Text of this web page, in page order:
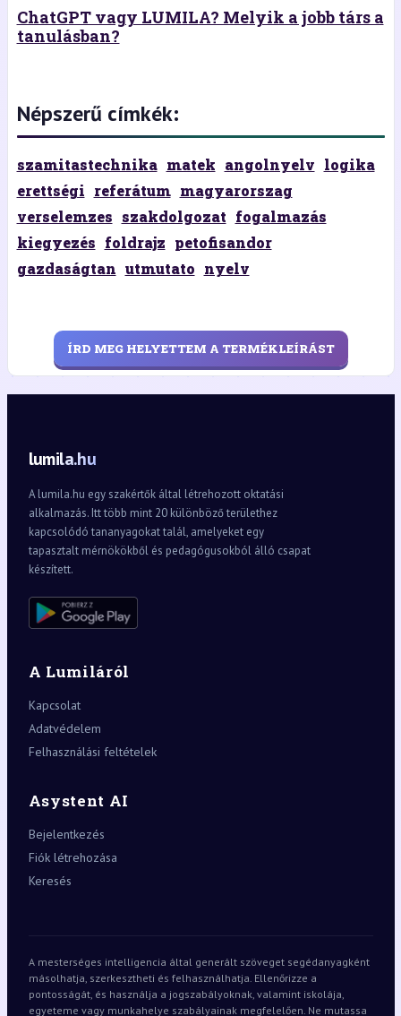
ChatGPT vagy LUMILA? Melyik a jobb társ a
tanulásban?
Népszerű címkék:
szamitastechnika matek angolnyelv logika
erettségi referátum magyarorszag
verselemzes szakdolgozat fogalmazás
kiegyezés foldrajz petofisandor
gazdaságtan utmutato nyelv
ÍRD MEG HELYETTEM A TERMÉKLEÍRÁST
lumila.hu
A lumila.hu egy szakértők által létrehozott oktatási
alkalmazás. Itt több mint 20 különböző területhez
kapcsolódó tananyagokat talál, amelyeket egy
tapasztalt mérnökökből és pedagógusokból álló csapat
készített.
A Lumiláról
Kapcsolat
Adatvédelem
Felhasználási feltételek
Asystent AI
Bejelentkezés
Fiók létrehozása
Keresés
A mesterséges intelligencia által generált szöveget segédanyagként
másolhatja, szerkesztheti és felhasználhatja. Ellenőrizze a
pontosságát, és használja a jogszabályoknak, valamint iskolája,
egyeteme vagy munkahelye szabályainak megfelelően. Ne mutassa